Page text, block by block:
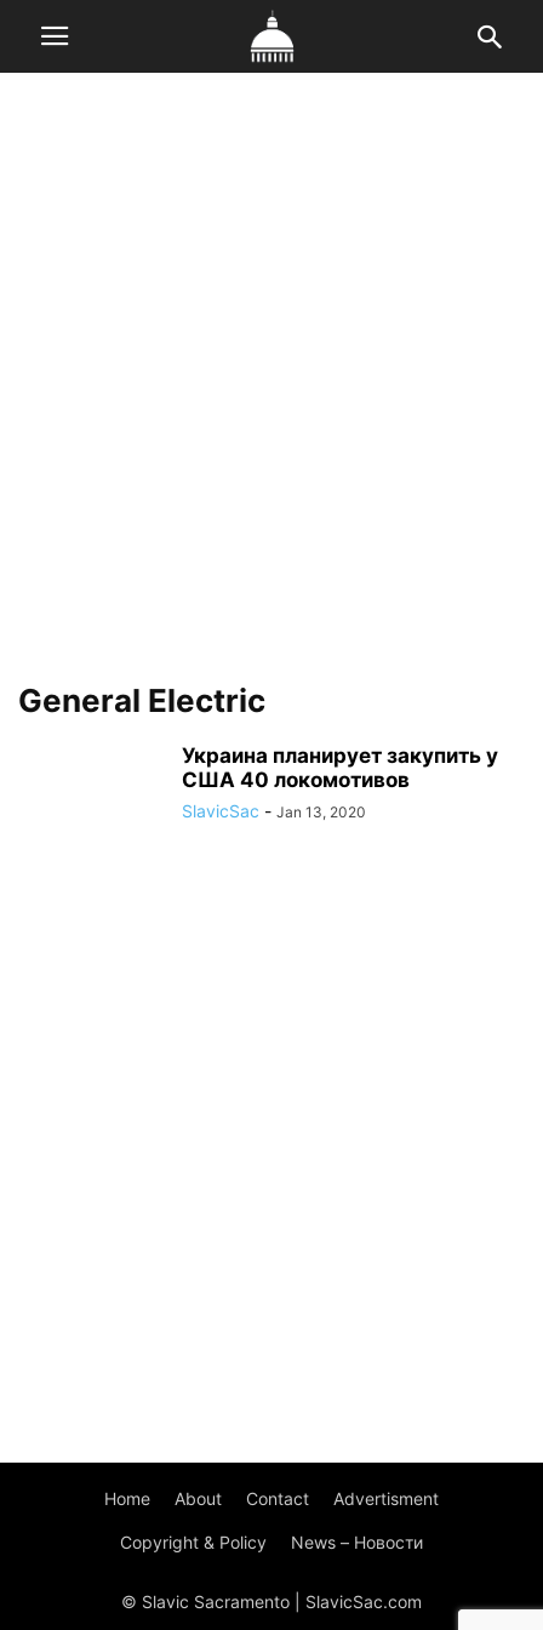
General Electric
Украина планирует закупить у
США 40 локомотивов
SlavicSac - Jan 13, 2020
Home About Contact Advertisment
Copyright & Policy News – Новости
© Slavic Sacramento | SlavicSac.com